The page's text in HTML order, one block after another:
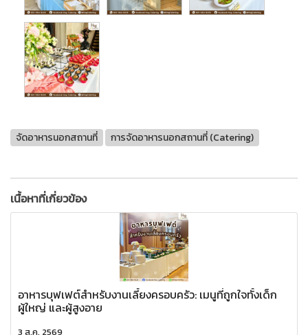
จัดอาหารนอกสถานที่ การจัดอาหารนอกสถานที่ (Catering)
เนื้อหาที่เกี่ยวข้อง
อาหารบุฟเฟต์สำหรับงานเลี้ยงครอบครัว: เมนูที่ถูกใจทั้งเด็ก
ผู้ใหญ่ และผู้สูงอาย
3 ส.ค. 2569